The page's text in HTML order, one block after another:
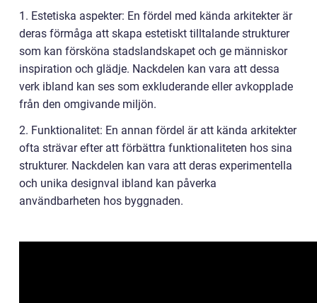
1. Estetiska aspekter: En fördel med kända arkitekter är
deras förmåga att skapa estetiskt tilltalande strukturer
som kan försköna stadslandskapet och ge människor
inspiration och glädje. Nackdelen kan vara att dessa
verk ibland kan ses som exkluderande eller avkopplade
från den omgivande miljön.
2. Funktionalitet: En annan fördel är att kända arkitekter
ofta strävar efter att förbättra funktionaliteten hos sina
strukturer. Nackdelen kan vara att deras experimentella
och unika designval ibland kan påverka
användbarheten hos byggnaden.